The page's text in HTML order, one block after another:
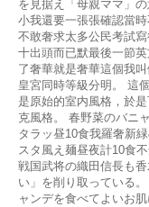
を見据え「母親ママ」
小我還要一張張確認當
不敢奢求太多公民考試
十出頭而已默最後一節
了奢華就是奢華這個我
皇宮同時等級分明。 這
是原始的室内風格，於
克風格。 春野菜のバニ
タラッ昼10食我羅奢新
スタ風え麺昼夜計10食
戦国武将の織田信長も
い」を削り取っている
ャンデを食べてよいお